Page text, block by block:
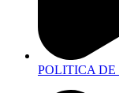
POLITICA